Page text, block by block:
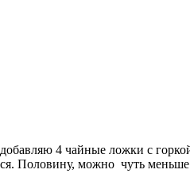
4 чайные ложки с
Половину, можно чуть